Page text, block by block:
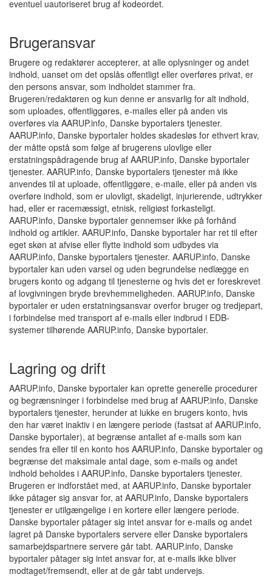
eventuel uautoriseret brug af kodeordet.
Brugeransvar
Brugere og redaktører accepterer, at alle oplysninger og andet
indhold, uanset om det opslås offentligt eller overføres privat, er
den persons ansvar, som indholdet stammer fra.
Brugeren/redaktøren og kun denne er ansvarlig for alt indhold,
som uploades, offentliggøres, e-mailes eller på anden vis
overføres via AARUP.info, Danske byportalers tjenester.
AARUP.info, Danske byportaler holdes skadesløs for ethvert krav,
der måtte opstå som følge af brugerens ulovlige eller
erstatningspådragende brug af AARUP.info, Danske byportaler
tjenester. AARUP.info, Danske byportalers tjenester må ikke
anvendes til at uploade, offentliggøre, e-maile, eller på anden vis
overføre indhold, som er ulovligt, skadeligt, injurierende, udtrykker
had, eller er racemæssigt, etnisk, religiøst forkasteligt.
AARUP.info, Danske byportaler gennemser ikke på forhånd
indhold og artikler. AARUP.info, Danske byportaler har ret til efter
eget skøn at afvise eller flytte indhold som udbydes via
AARUP.info, Danske byportalers tjenester. AARUP.info, Danske
byportaler kan uden varsel og uden begrundelse nedlægge en
brugers konto og adgang til tjenesterne og hvis det er foreskrevet
af lovgivningen bryde brevhemmeligheden. AARUP.info, Danske
byportaler er uden erstatningsansvar overfor bruger og tredjepart,
i forbindelse med transport af e-mails eller indbrud i EDB-
systemer tilhørende AARUP.info, Danske byportaler.
Lagring og drift
AARUP.info, Danske byportaler kan oprette generelle procedurer
og begrænsninger i forbindelse med brug af AARUP.info, Danske
byportalers tjenester, herunder at lukke en brugers konto, hvis
den har været inaktiv i en længere periode (fastsat af AARUP.info,
Danske byportaler), at begrænse antallet af e-mails som kan
sendes fra eller til en konto hos AARUP.info, Danske byportaler og
begrænse det maksimale antal dage, som e-mails og andet
indhold beholdes i AARUP.info, Danske byportalers tjenester.
Brugeren er indforstået med, at AARUP.info, Danske byportaler
ikke påtager sig ansvar for, at AARUP.info, Danske byportalers
tjenester er utilgængelige i en kortere eller længere periode.
Danske byportaler påtager sig intet ansvar for e-mails og andet
lagret på Danske byportalers servere eller Danske byportalers
samarbejdspartnere servere går tabt. AARUP.info, Danske
byportaler påtager sig intet ansvar for, at e-mails ikke bliver
modtaget/fremsendt, eller at de går tabt undervejs.